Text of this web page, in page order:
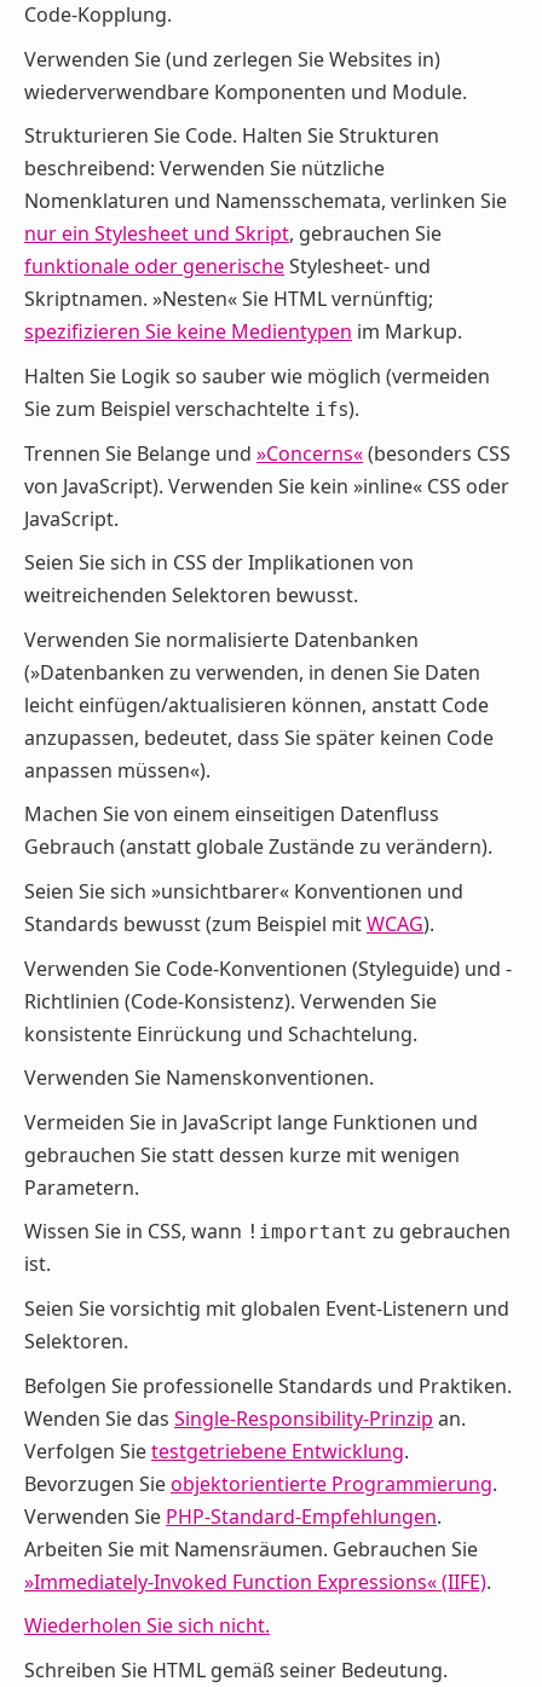
Code-Kopplung.
Verwenden Sie (und zerlegen Sie Websites in)
wiederverwendbare Komponenten und Module.
Strukturieren Sie Code. Halten Sie Strukturen
beschreibend: Verwenden Sie nützliche
Nomenklaturen und Namensschemata, verlinken Sie
nur ein Stylesheet und Skript, gebrauchen Sie
funktionale oder generischeStylesheet- und
Skriptnamen. »Nesten« Sie HTML vernünftig;
spezifizieren Sie keine Medientypen im Markup.
Halten Sie Logik so sauber wie möglich (vermeiden
Sie zum Beispiel verschachtelte ifs).
Trennen Sie Belange und »Concerns«(besonders CSS
von JavaScript). Verwenden Sie kein »inline« CSS oder
JavaScript.
Seien Sie sich in CSS der Implikationen von
weitreichenden Selektoren bewusst.
Verwenden Sie normalisierte Datenbanken
(»Datenbanken zu verwenden, in denen Sie Daten
leicht einfügen/aktualisieren können, anstatt Code
anzupassen, bedeutet, dass Sie später keinen Code
anpassen müssen«).
Machen Sie von einem einseitigen Datenfluss
Gebrauch (anstatt globale Zustände zu verändern).
Seien Sie sich »unsichtbarer« Konventionen und
Standards bewusst (zum Beispiel mitWCAG).
Verwenden Sie Code-Konventionen (Styleguide) und -
Richtlinien (Code-Konsistenz). Verwenden Sie
konsistente Einrückung und Schachtelung.
Verwenden Sie Namenskonventionen.
Vermeiden Sie in JavaScript lange Funktionen und
gebrauchen Sie statt dessen kurze mit wenigen
Parametern.
Wissen Sie in CSS, wann !important zu gebrauchen
ist.
Seien Sie vorsichtig mit globalen Event-Listenern und
Selektoren.
Befolgen Sie professionelle Standards und Praktiken.
Wenden Sie das Single-Responsibility-Prinzip an.
Verfolgen Sietestgetriebene Entwicklung.
Bevorzugen Sieobjektorientierte Programmierung.
Verwenden Sie PHP-Standard-Empfehlungen.
Arbeiten Sie mit Namensräumen. Gebrauchen Sie
»Immediately-Invoked Function Expressions« (IIFE).
Wiederholen Sie sich nicht.
Schreiben Sie HTML gemäß seiner Bedeutung.